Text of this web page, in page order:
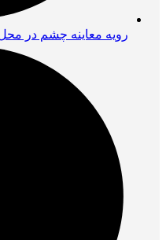
رویه معاینه چشم در